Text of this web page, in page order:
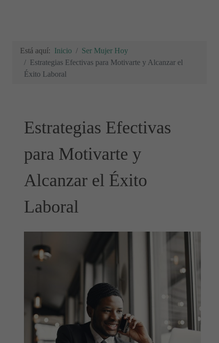
Está aquí: Inicio
Ser Mujer Hoy
Estrategias Efectivas para Motivarte y Alcanzar el
Éxito Laboral
Estrategias Efectivas
para Motivarte y
Alcanzar el Éxito
Laboral